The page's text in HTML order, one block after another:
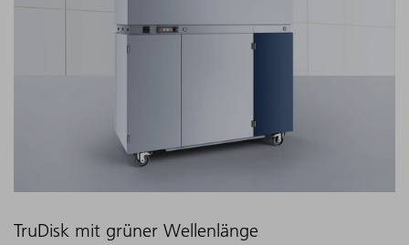
TruDisk mit grüner Wellenlänge